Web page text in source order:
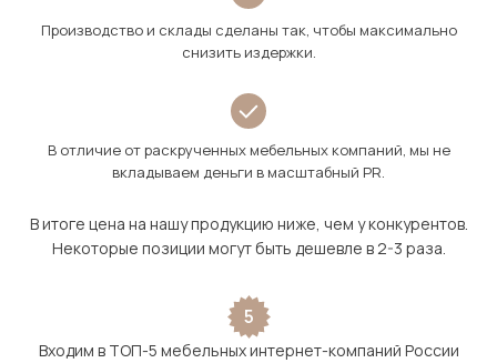
Производство и склады сделаны так, чтобы максимально
снизить издержки.
В отличие от раскрученных мебельных компаний, мы не
вкладываем деньги в масштабный PR.
В итоге цена на нашу продукцию ниже, чем у конкурентов.
Некоторые позиции могут быть дешевле в 2-3 раза.
5
Входим в ТОП-5 мебельных интернет-компаний России